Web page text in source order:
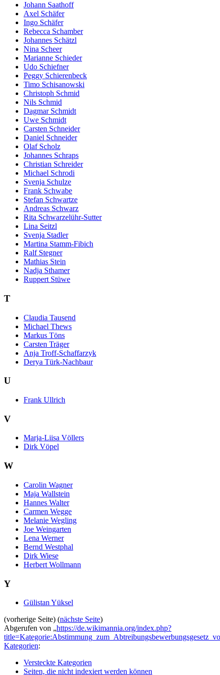
Johann Saathoff
Axel Schäfer
Ingo Schäfer
Rebecca Schamber
Johannes Schätzl
Nina Scheer
Marianne Schieder
Udo Schiefner
Peggy Schierenbeck
Timo Schisanowski
Christoph Schmid
Nils Schmid
Dagmar Schmidt
Uwe Schmidt
Carsten Schneider
Daniel Schneider
Olaf Scholz
Johannes Schraps
Christian Schreider
Michael Schrodi
Svenja Schulze
Frank Schwabe
Stefan Schwartze
Andreas Schwarz
Rita Schwarzelühr-Sutter
Lina Seitzl
Svenja Stadler
Martina Stamm-Fibich
Ralf Stegner
Mathias Stein
Nadja Sthamer
Ruppert Stüwe
T
Claudia Tausend
Michael Thews
Markus Töns
Carsten Träger
Anja Troff-Schaffarzyk
Derya Türk-Nachbaur
U
Frank Ullrich
V
Marja-Liisa Völlers
Dirk Vöpel
W
Carolin Wagner
Maja Wallstein
Hannes Walter
Carmen Wegge
Melanie Wegling
Joe Weingarten
Lena Werner
Bernd Westphal
Dirk Wiese
Herbert Wollmann
Y
Gülistan Yüksel
(vorherige Seite) (nächste Seite)
Abgerufen von „https://de.wikimannia.org/index.php?
Kategorien:
Versteckte Kategorien
Seiten, die nicht indexiert werden können